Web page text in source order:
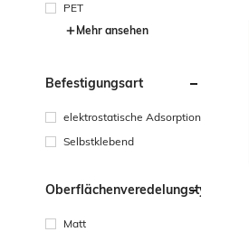
PET
Mehr ansehen
Befestigungsart
elektrostatische Adsorption
Selbstklebend
Oberflächenveredelungstyp
Matt